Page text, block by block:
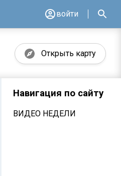
войти
Открыть карту
Навигация по сайту
ВИДЕО НЕДЕЛИ